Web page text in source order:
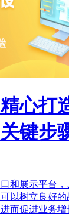
心打
键步
和展示平台
以树立良好
而促进业务